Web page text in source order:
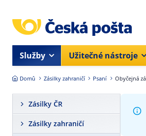
Služby Užitečné nástroje
Domů Zásilky zahraničí Psaní Obyčejná
Zásilky ČR
Zásilky zahraničí